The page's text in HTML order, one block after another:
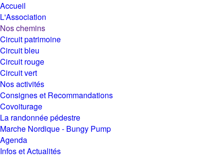
Accueil
L'Association
Nos chemins
Circuit patrimoine
Circuit bleu
Circuit rouge
Circuit vert
Nos activités
Consignes et Recommandations
Covoiturage
La randonnée pédestre
Marche Nordique - Bungy Pump
Agenda
Infos et Actualités